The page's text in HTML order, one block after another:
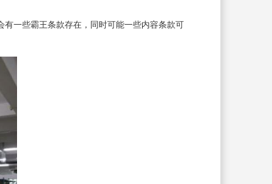
一些霸王条款存在，同时可能一些内容条款可